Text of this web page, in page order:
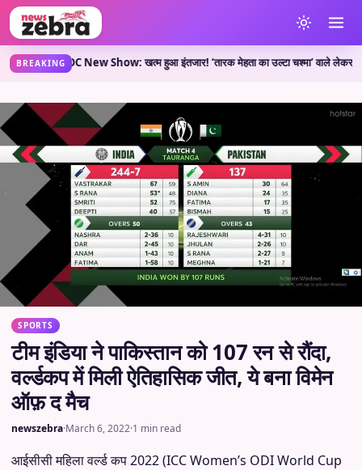
BREAKING
है?•TMKOC New Show: खत्म हुआ इंतजार! ‘तारक मेहता का उल्टा चश्मा’ वाले लेकर आए
SPORTS
टीम इंडिया ने पाकिस्तान को 107 रन से रौंदा,
वर्ल्डकप में मिली ऐतिहासिक जीत, ये बना विमेन
ऑफ़ द मैच
newszebra·March 6, 2022·1 min read
आईसीसी महिला वर्ल्ड कप 2022 (ICC Women’s ODI World Cup